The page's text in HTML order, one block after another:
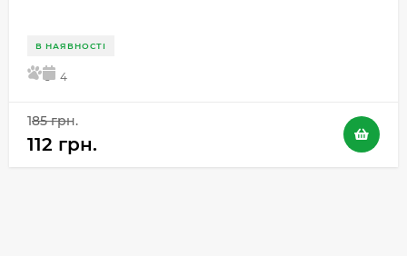
В НАЯВНОСТІ
4
185 грн.
112 грн.